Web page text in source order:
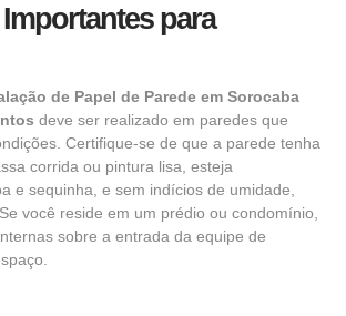
para
de Papel de Parede em Sorocaba
deve ser realizado em paredes que
Certifique-se de que a parede tenha
corrida ou pintura lisa, esteja
e sequinha, e sem indícios de umidade,
você reside em um prédio ou condomínio,
sobre a entrada da equipe de